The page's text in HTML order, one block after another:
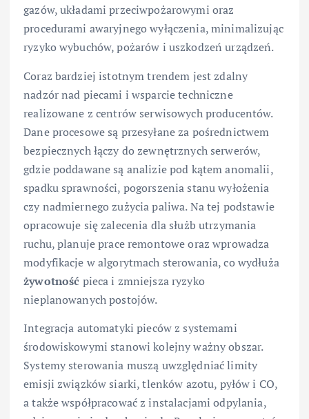
gazów, układami przeciwpożarowymi oraz
procedurami awaryjnego wyłączenia, minimalizując
ryzyko wybuchów, pożarów i uszkodzeń urządzeń.
Coraz bardziej istotnym trendem jest zdalny
nadzór nad piecami i wsparcie techniczne
realizowane z centrów serwisowych producentów.
Dane procesowe są przesyłane za pośrednictwem
bezpiecznych łączy do zewnętrznych serwerów,
gdzie poddawane są analizie pod kątem anomalii,
spadku sprawności, pogorszenia stanu wyłożenia
czy nadmiernego zużycia paliwa. Na tej podstawie
opracowuje się zalecenia dla służb utrzymania
ruchu, planuje prace remontowe oraz wprowadza
modyfikacje w algorytmach sterowania, co wydłuża
żywotność pieca i zmniejsza ryzyko
nieplanowanych postojów.
Integracja automatyki pieców z systemami
środowiskowymi stanowi kolejny ważny obszar.
Systemy sterowania muszą uwzględniać limity
emisji związków siarki, tlenków azotu, pyłów i CO,
a także współpracować z instalacjami odpylania,